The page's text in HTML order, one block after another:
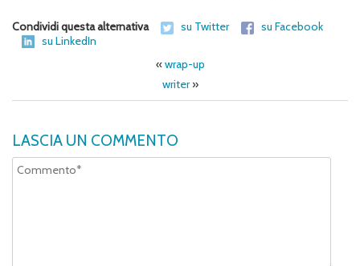
Condividi questa alternativa su Twitter
su Facebook
su LinkedIn
«wrap-up
writer»
LASCIA UN COMMENTO